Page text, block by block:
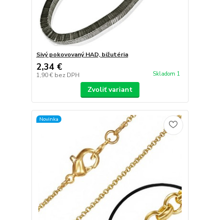
Sivý pokovovaný HAD, bižutéria
2,34 €
1,90 € bez DPH Skladom 1
Zvoliť variant
Novinka